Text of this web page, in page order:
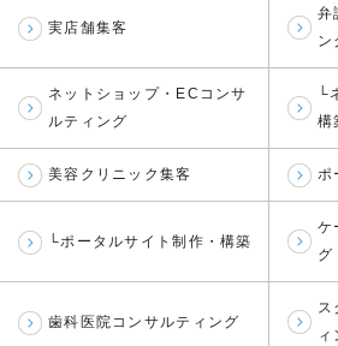
実店舗集客
弁
ン
ネットショップ・ECコンサ
ルティング
└
構
美容クリニック集客 ポ
└ポータルサイト制作・構築
ケ
グ
歯科医院コンサルティング
ス
ィ